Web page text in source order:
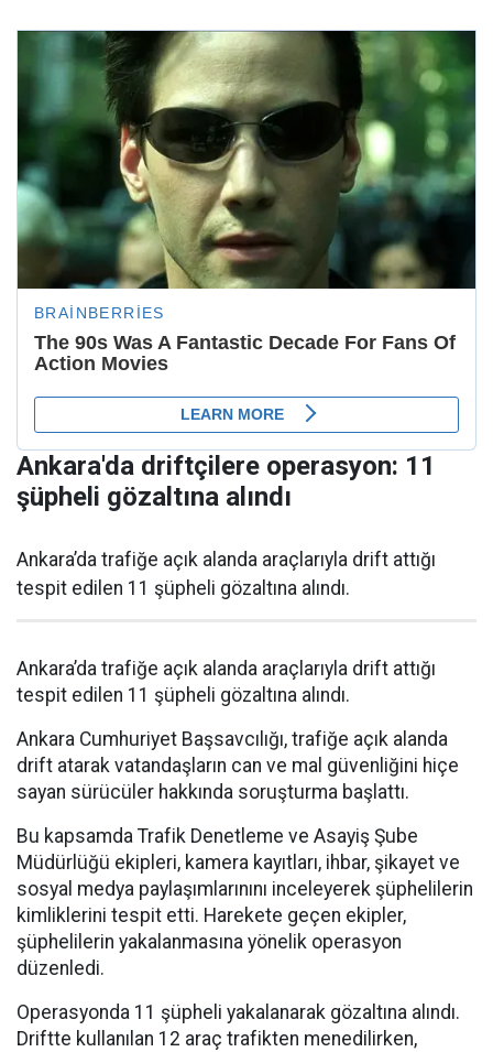
Ankara'da driftçilere operasyon: 11
şüpheli gözaltına alındı
Ankara’da trafiğe açık alanda araçlarıyla drift attığı
tespit edilen 11 şüpheli gözaltına alındı.
Ankara’da trafiğe açık alanda araçlarıyla drift attığı
tespit edilen 11 şüpheli gözaltına alındı.
Ankara Cumhuriyet Başsavcılığı, trafiğe açık alanda
drift atarak vatandaşların can ve mal güvenliğini hiçe
sayan sürücüler hakkında soruşturma başlattı.
Bu kapsamda Trafik Denetleme ve Asayiş Şube
Müdürlüğü ekipleri, kamera kayıtları, ihbar, şikayet ve
sosyal medya paylaşımlarınını inceleyerek şüphelilerin
kimliklerini tespit etti. Harekete geçen ekipler,
şüphelilerin yakalanmasına yönelik operasyon
düzenledi.
Operasyonda 11 şüpheli yakalanarak gözaltına alındı.
Driftte kullanılan 12 araç trafikten menedilirken,